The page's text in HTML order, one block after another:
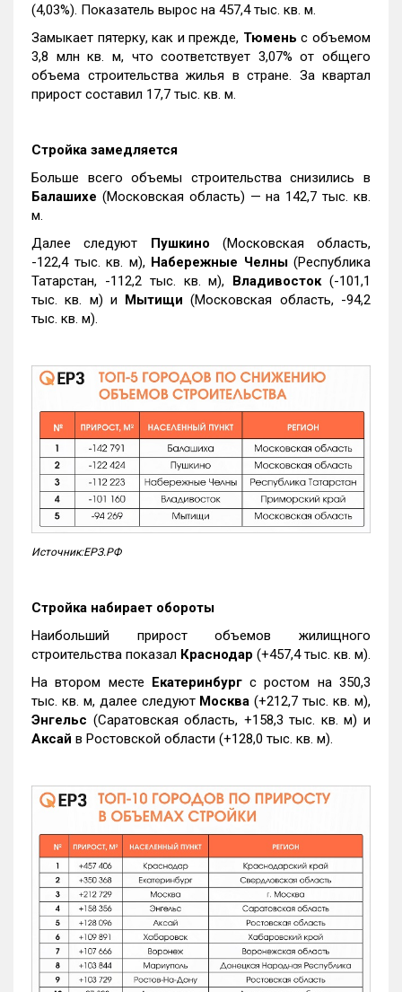
(4,03%). Показатель вырос на 457,4 тыс. кв. м.
Замыкает пятерку, как и прежде, Тюмень с объемом
3,8 млн кв. м, что соответствует 3,07% от общего
объема строительства жилья в стране. За квартал
прирост составил 17,7 тыс. кв. м.
Стройка замедляется
Больше всего объемы строительства снизились в
Балашихе (Московская область) — на 142,7 тыс. кв.
м.
Далее следуют Пушкино (Московская область,
-122,4 тыс. кв. м), Набережные Челны(Республика
Татарстан, -112,2 тыс. кв. м), Владивосток(-101,1
тыс. кв. м) и Мытищи (Московская область, -94,2
тыс. кв. м).
Источник:ЕРЗ.РФ
Стройка набирает обороты
Наибольший прирост объемов жилищного
строительства показал Краснодар (+457,4 тыс. кв. м).
На втором месте Екатеринбургс ростом на 350,3
тыс. кв. м, далее следуют Москва (+212,7 тыс. кв. м),
Энгельс (Саратовская область, +158,3 тыс. кв. м) и
Аксай в Ростовской области (+128,0 тыс. кв. м).